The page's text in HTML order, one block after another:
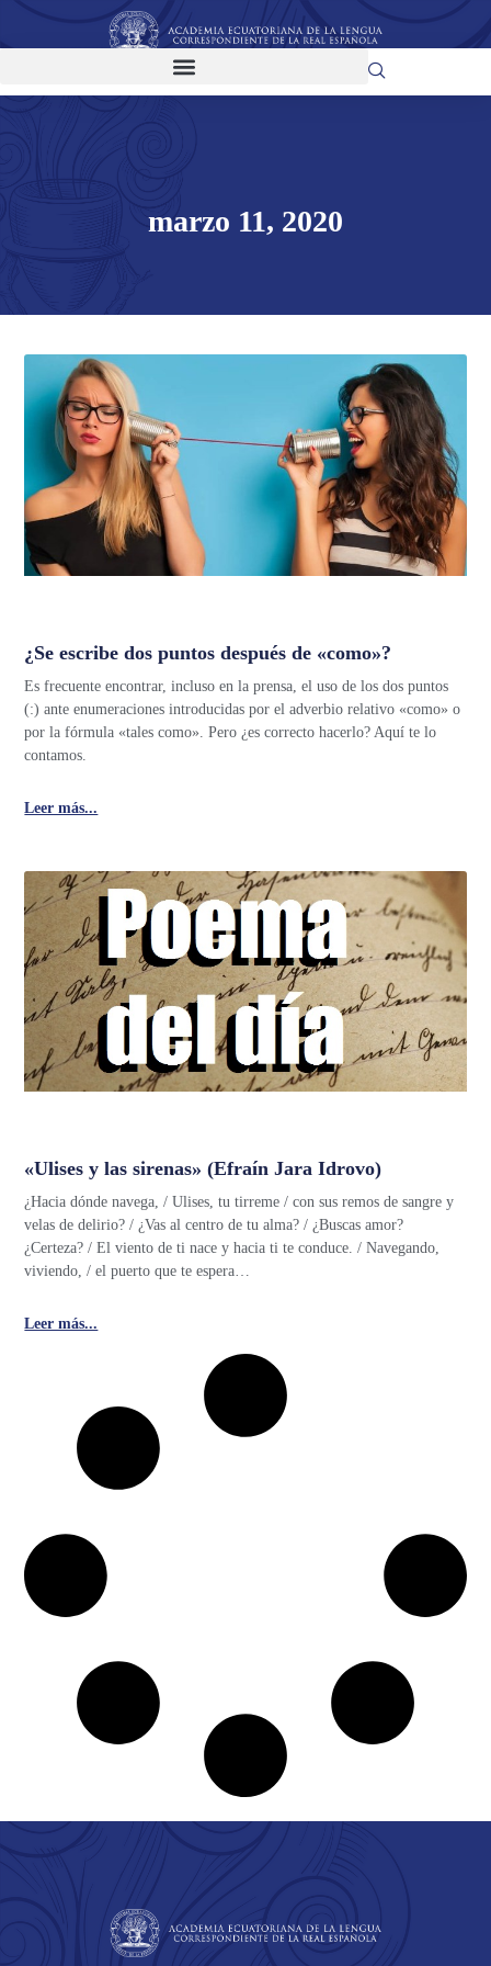
marzo 11, 2020
¿Se escribe dos puntos después de «como»?
Es frecuente encontrar, incluso en la prensa, el uso de los dos puntos
(:) ante enumeraciones introducidas por el adverbio relativo «como» o
por la fórmula «tales como». Pero ¿es correcto hacerlo? Aquí te lo
contamos.
Leer más...
«Ulises y las sirenas» (Efraín Jara Idrovo)
¿Hacia dónde navega, / Ulises, tu tirreme / con sus remos de sangre y
velas de delirio? / ¿Vas al centro de tu alma? / ¿Buscas amor?
¿Certeza? / El viento de ti nace y hacia ti te conduce. / Navegando,
viviendo, / el puerto que te espera…
Leer más...